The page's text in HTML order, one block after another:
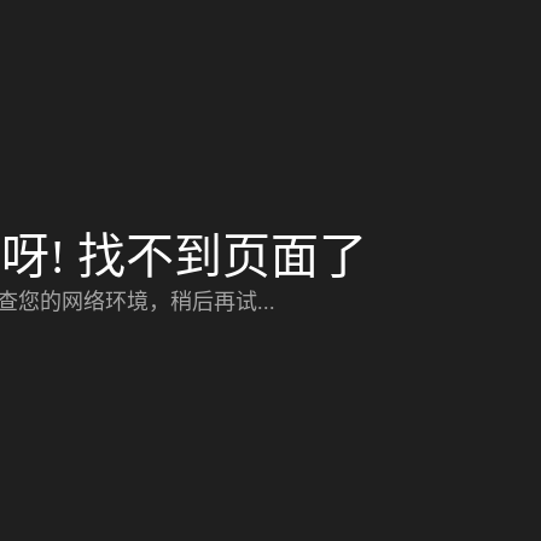
! 找不到页面了
您的网络环境，稍后再试...